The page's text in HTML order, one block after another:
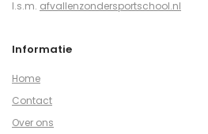
I.s.m. afvallenzondersportschool.nl
Informatie
Home
Contact
Over ons